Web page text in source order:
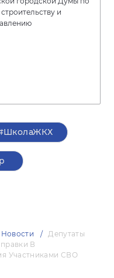
и
Новости
Депутаты
В
Участниками СВО